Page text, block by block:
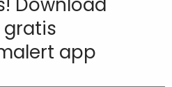
gratis
app